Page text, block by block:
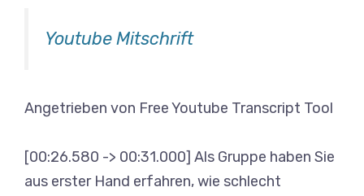
Youtube Mitschrift
Angetrieben von Free Youtube Transcript Tool
[00:26.580 -> 00:31.000] Als Gruppe haben Sie
aus erster Hand erfahren, wie schlecht